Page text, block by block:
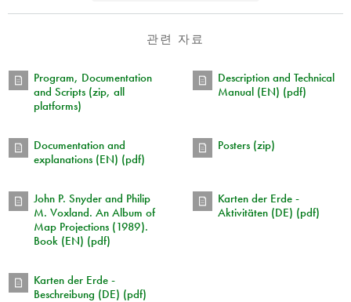
관련 자료
Program, Documentation
and Scripts (zip, all
platforms)
Description and Technical
Manual (EN) (pdf)
Documentation and
explanations (EN) (pdf)
Posters (zip)
John P. Snyder and Philip
M. Voxland. An Album of
Map Projections (1989).
Book (EN) (pdf)
Karten der Erde -
Aktivitäten (DE) (pdf)
Karten der Erde -
Beschreibung (DE) (pdf)